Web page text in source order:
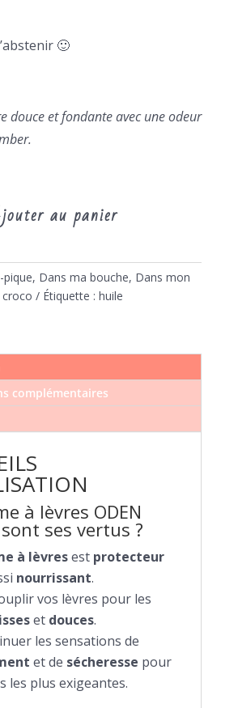
🙂
douce et fondante avec une odeur
au panier
, Dans ma bouche, Dans mon
croco Étiquette : huile
complémentaires
à lèvres ODEN
ses vertus ?
à lèvresest protecteur
nourrissant.
vos lèvres pour les
et douces.
les sensations de
et de sécheresse pour
les plus exigeantes.